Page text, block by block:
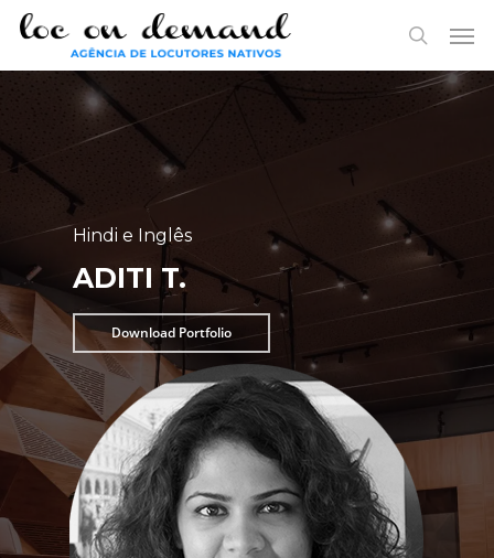
Skip
main
search
Hindi e Inglês
ADITI T.
Download Portfolio